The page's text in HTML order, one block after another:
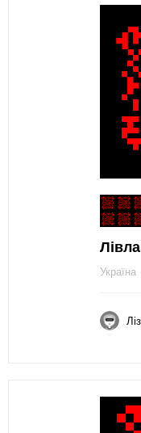
Україна